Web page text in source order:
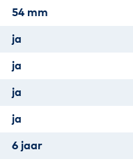
54 mm
ja
ja
ja
ja
6 jaar